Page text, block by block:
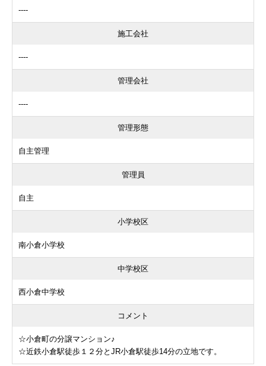
----
施工会社
----
管理会社
----
管理形態
自主管理
管理員
自主
小学校区
南小倉小学校
中学校区
西小倉中学校
コメント
☆小倉町の分譲マンション♪
☆近鉄小倉駅徒歩１２分とJR小倉駅徒歩14分の立地です。